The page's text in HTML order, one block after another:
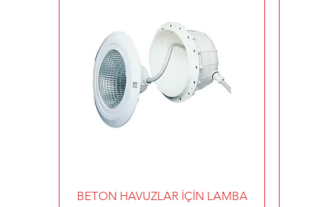
العرض السريع
BETON HAVUZLAR İÇİN LAMBA